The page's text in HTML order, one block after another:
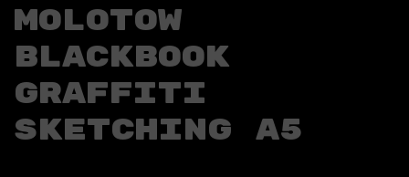
MOLOTOW
BLACKBOOK
GRAFFITI
SKETCHING A5